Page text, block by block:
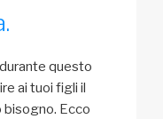
questo
ai tuoi figli il
bisogno. Ecco